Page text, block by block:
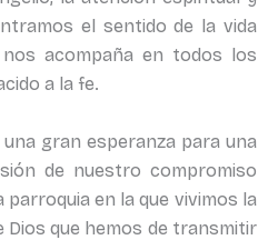
el sentido de la vida
acompaña en todos los
a la fe.
gran esperanza para una
de nuestro compromiso
en la que vivimos la
Dios que hemos de transmitir